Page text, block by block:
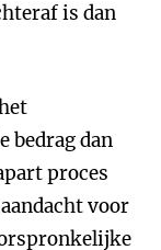
is dan
bedrag dan
proces
voor